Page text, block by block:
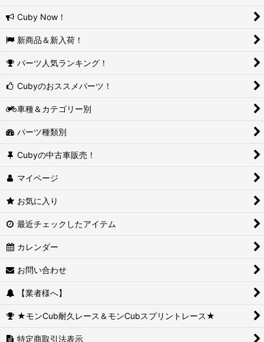
Cuby Now！
新商品＆新入荷！
パーツ人気ランキング！
Cubyのおススメパーツ！
車種＆カテゴリー別
パーツ種類別
Cubyの中古車販売！
マイページ
お気に入り
最近チェックしたアイテム
カレンダー
お問い合わせ
【業者様へ】
★モンCub耐久レース＆モンCubスプリントレース★
特定商取引法表示